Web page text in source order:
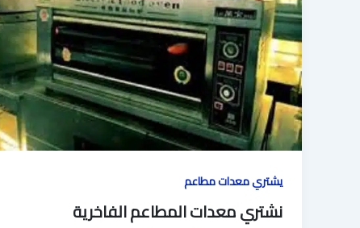
يشتري معدات مطاعم
نشتري معدات المطاعم الفاخرية